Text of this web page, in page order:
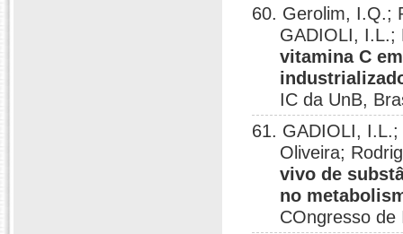
60. Gerolim, I.Q.;
GADIOLI,
vitamina C
IC da UnB,
61. GADIOLI,
Oliveira;
vivo de
no
COngresso